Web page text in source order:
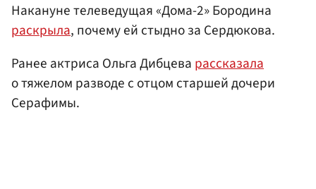
Накануне телеведущая «Дома-2» Бородина
раскрыла, почему ей стыдно за Сердюкова.
Ранее актриса Ольга Дибцева рассказала
о тяжелом разводе с отцом старшей дочери
Серафимы.